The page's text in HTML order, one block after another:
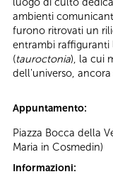
ambienti
furono ritrovati un
entrambi
(tauroctonia), la cui
dell'universo,
Appuntamento:
Piazza Bocca della
Maria in Cosmedin)
Informazioni: